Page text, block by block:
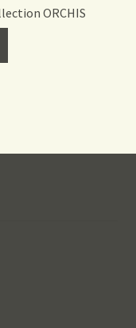
ORCHIS